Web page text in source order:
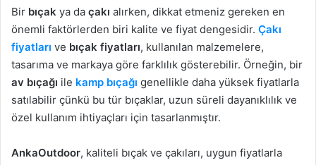
Bir bıçak ya da çakı alırken, dikkat etmeniz gereken en
önemli faktörlerden biri kalite ve fiyat dengesidir. Çakı
fiyatları ve bıçak fiyatları, kullanılan malzemelere,
tasarıma ve markaya göre farklılık gösterebilir. Örneğin, bir
av bıçağı ile kamp bıçağı genellikle daha yüksek fiyatlarla
satılabilir çünkü bu tür bıçaklar, uzun süreli dayanıklılık ve
özel kullanım ihtiyaçları için tasarlanmıştır.
AnkaOutdoor, kaliteli bıçak ve çakıları, uygun fiyatlarla